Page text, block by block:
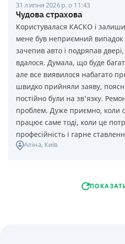
31 липня 2026 р. о 11:43
Чудова страхова
Користувалася КАСКО і
мене був неприємний випадок
зачепив авто і подряпав
вдалося. Думала, що буде
але все виявилося набагато
швидко прийняли заяву,
постійно були на зв'язку.
проблем. Дуже приємно, коли
працює саме тоді, коли це
професійність і гарне
Аліна, Київ